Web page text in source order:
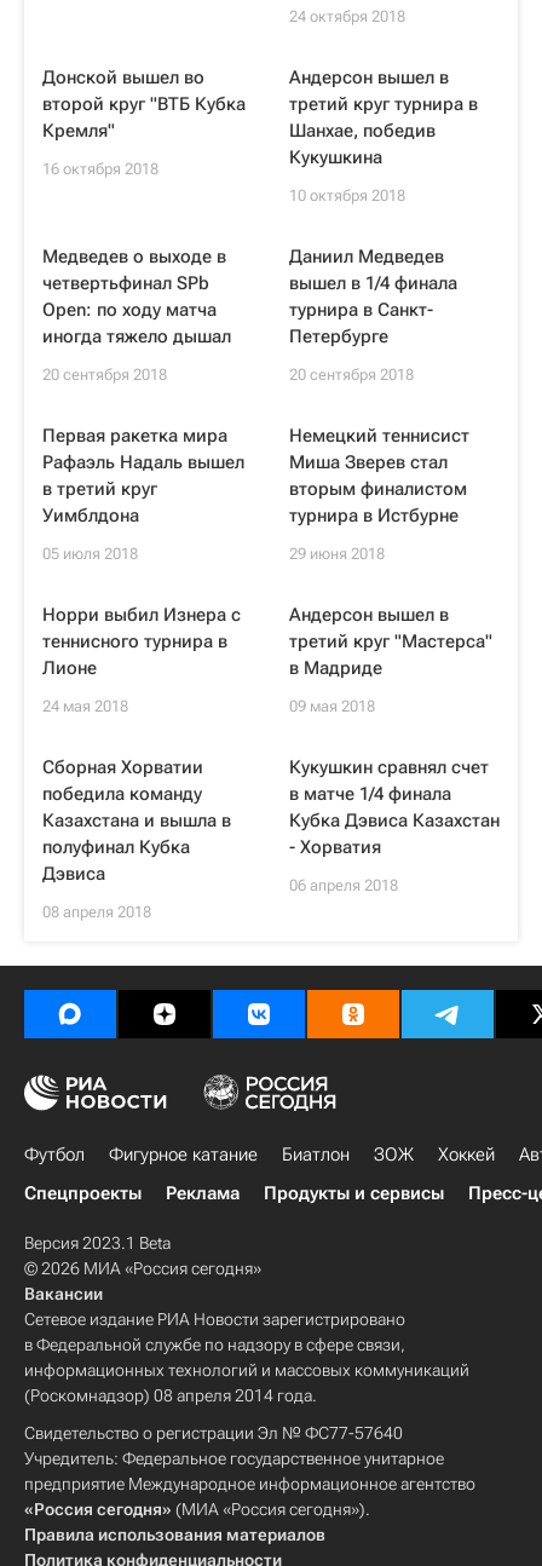
24 октября 2018
Донской вышел во
второй круг "ВТБ Кубка
Кремля"
16 октября 2018
Андерсон вышел в
третий круг турнира в
Шанхае, победив
Кукушкина
10 октября 2018
Медведев о выходе в
четвертьфинал SPb
Open: по ходу матча
иногда тяжело дышал
20 сентября 2018
Даниил Медведев
вышел в 1/4 финала
турнира в Санкт-
Петербурге
20 сентября 2018
Первая ракетка мира
Рафаэль Надаль вышел
в третий круг
Уимблдона
05 июля 2018
Немецкий теннисист
Миша Зверев стал
вторым финалистом
турнира в Истбурне
29 июня 2018
Норри выбил Изнера с
теннисного турнира в
Лионе
24 мая 2018
Андерсон вышел в
третий круг "Мастерса"
в Мадриде
09 мая 2018
Сборная Хорватии
победила команду
Казахстана и вышла в
полуфинал Кубка
Дэвиса
08 апреля 2018
Кукушкин сравнял счет
в матче 1/4 финала
Кубка Дэвиса Казахстан
- Хорватия
06 апреля 2018
Футбол Фигурное катание Биатлон ЗОЖ Хоккей
Спецпроекты
Реклама Продукты и сервисы Пресс-
Версия 2023.1 Beta
© 2026 МИА «Россия сегодня»
Вакансии
Сетевое издание РИА Новости зарегистрировано
в Федеральной службе по надзору в сфере связи,
информационных технологий и массовых коммуникаций
(Роскомнадзор) 08 апреля 2014 года.
Свидетельство о регистрации Эл № ФС77-57640
Учредитель: Федеральное государственное унитарное
предприятие Международное информационное агентство
«Россия сегодня» (МИА «Россия сегодня»).
Правила использования материалов
Политика конфиденциальности